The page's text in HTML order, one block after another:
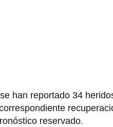
han reportado 34
reservado.